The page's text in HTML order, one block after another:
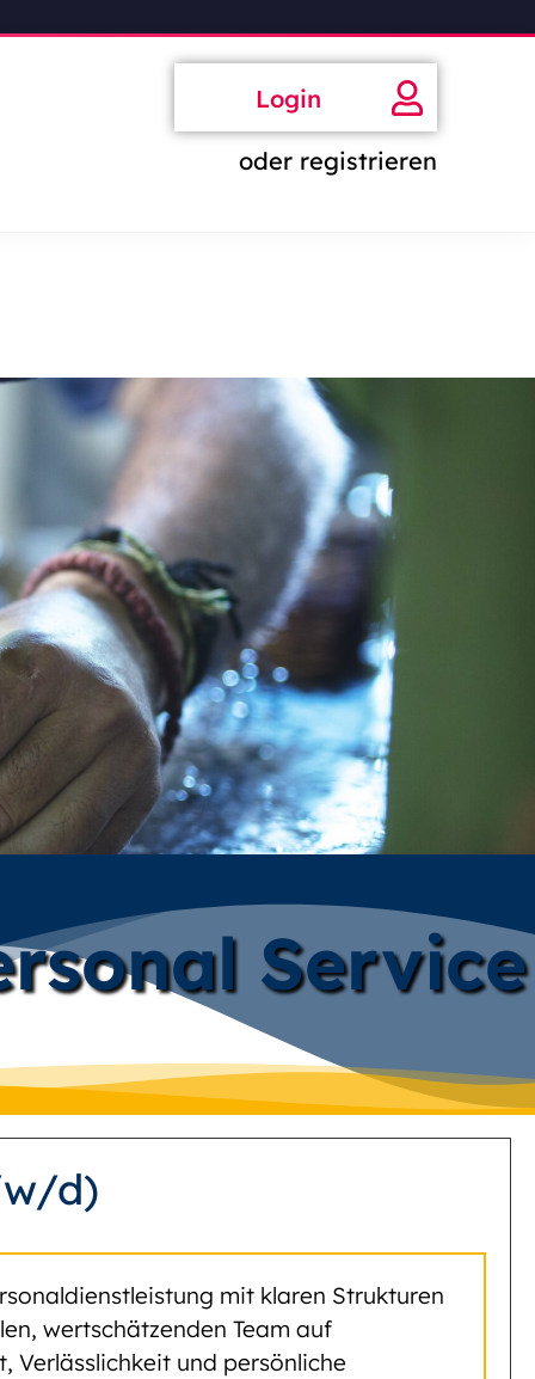
Login
oder registrieren
Service
d)
mit klaren Strukturen
wertschätzenden Team auf
Verlässlichkeit und persönliche